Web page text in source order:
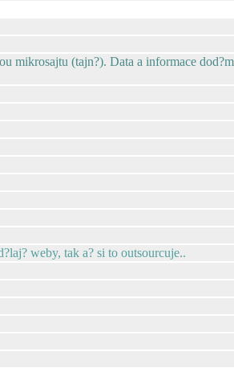
mikrosajtu (tajn?). Data a informace
weby, tak a? si to outsourcuje..